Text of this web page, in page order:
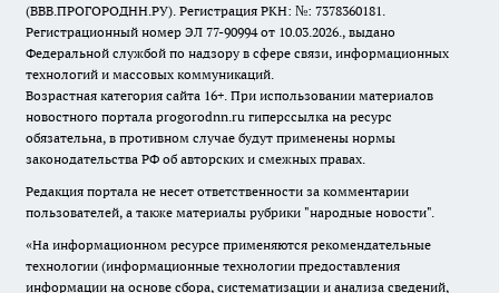
(ВВВ.ПРОГОРОДНН.РУ). Регистрация РКН: №: 7378360181.
Регистрационный номер ЭЛ 77-90994 от 10.03.2026., выдано
Федеральной службой по надзору в сфере связи, информационных
технологий и массовых коммуникаций.
Возрастная категория сайта 16+. При использовании материалов
новостного портала progorodnn.ru гиперссылка на ресурс
обязательна, в противном случае будут применены нормы
законодательства РФ об авторских и смежных правах.
Редакция портала не несет ответственности за комментарии
пользователей, а также материалы рубрики "народные новости".
«На информационном ресурсе применяются рекомендательные
технологии (информационные технологии предоставления
информации на основе сбора, систематизации и анализа сведений,